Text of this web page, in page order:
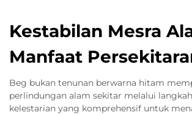
Kestabilan Mesra
Manfaat
Beg bukan tenunan berwarna hitam
perlindungan alam sekitar melalui
kelestarian yang komprehensif untuk